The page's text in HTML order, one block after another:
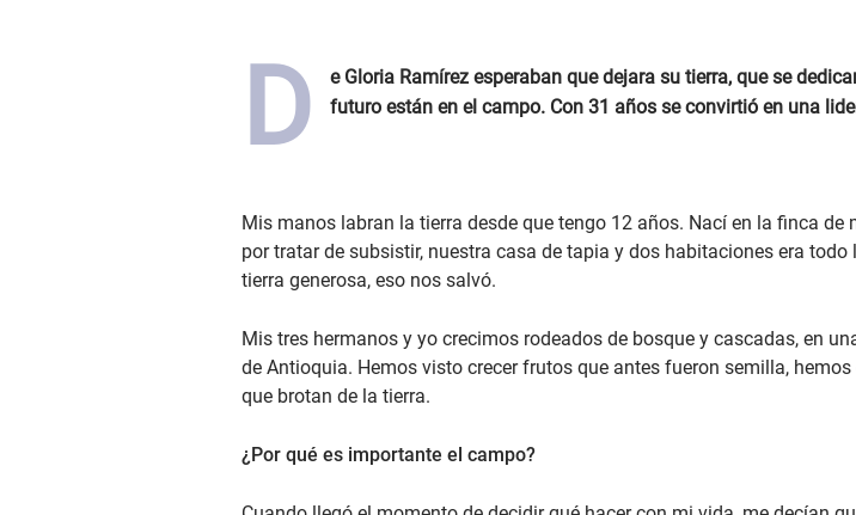
D
e Gloria Ramírez esperaban que dejara su tierra, que se
futuro están en el campo. Con 31 años se convirtió en una
Mis manos labran la tierra desde que tengo 12 años. Nací en la finca
por tratar de subsistir, nuestra casa de tapia y dos habitaciones era
tierra generosa, eso nos salvó.
Mis tres hermanos y yo crecimos rodeados de bosque y cascadas, en
de Antioquia. Hemos visto crecer frutos que antes fueron semilla,
que brotan de la tierra.
¿Por qué es importante el campo?